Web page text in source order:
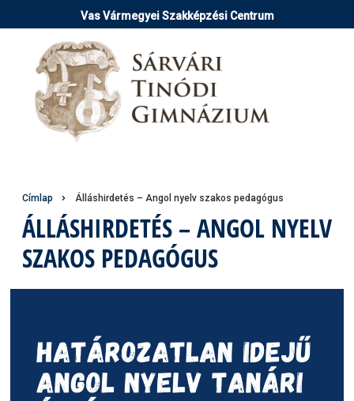
a
tartalomra
Vas Vármegyei Szakképzési Centrum
Morzsa
Címlap Álláshirdetés – Angol nyelv szakos pedagógus
ÁLLÁSHIRDETÉS – ANGOL NYELV
SZAKOS PEDAGÓGUS